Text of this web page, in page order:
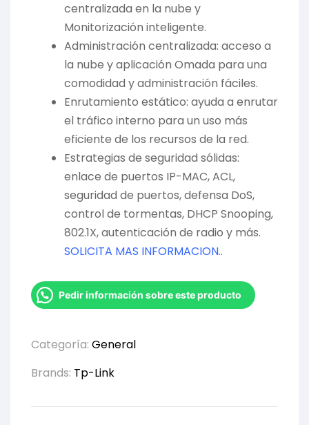
centralizada en la nube y
Monitorización inteligente.
Administración centralizada: acceso a
la nube y aplicación Omada para una
comodidad y administración fáciles.
Enrutamiento estático: ayuda a enrutar
el tráfico interno para un uso más
eficiente de los recursos de la red.
Estrategias de seguridad sólidas:
enlace de puertos IP-MAC, ACL,
seguridad de puertos, defensa DoS,
control de tormentas, DHCP Snooping,
802.1X, autenticación de radio y más.
SOLICITA MAS INFORMACION..
Pedir información sobre este producto
Categoría: General
Brands: Tp-Link